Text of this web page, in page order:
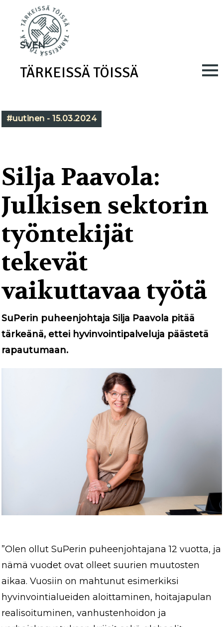
mainSVEN
TÄRKEISSÄ TÖISSÄ
i
i
o
n
#uutinen - 15.03.2024
Silja Paavola:
Julkisen sektorin
työntekijät
tekevät
vaikuttavaa työtä
SuPerin puheenjohtaja Silja Paavola pitää
tärkeänä, ettei hyvinvointipalveluja päästetä
rapautumaan.
”Olen ollut SuPerin puheenjohtajana 12 vuotta, ja
nämä vuodet ovat olleet suurien muutosten
aikaa. Vuosiin on mahtunut esimerkiksi
hyvinvointialueiden aloittaminen, hoitajapulan
realisoituminen, vanhustenhoidon ja